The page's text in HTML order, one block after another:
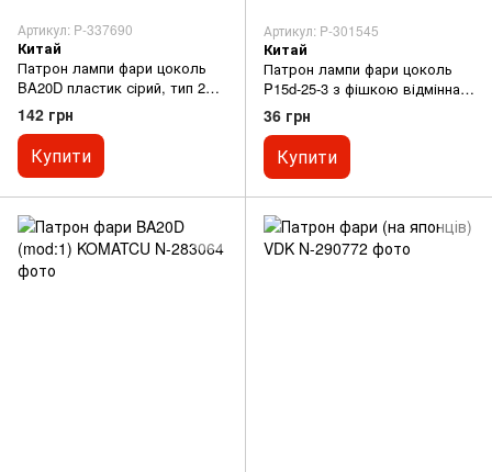
Артикул: P-337690
Китай
Патрон лампи фари цоколь
BA20D пластик сірий, тип 2
відмінна якість
142 грн
Купити
Артикул: P-301545
Китай
Патрон лампи фари цоколь
P15d-25-3 з фішкою відмінна
якість
36 грн
Купити